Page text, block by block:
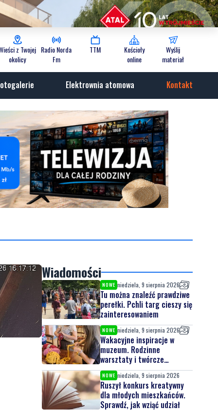
z Twojej
okolicy
Radio Norda
Fm
TTM
Kościoły
online
Wyślij
materiał
Elektrownia atomowa Kontakt
Wiadomości
NOWE niedziela, 9 sierpnia 2026
Tu można znaleźć prawdziwe
perełki. Pchli targ cieszy się
zainteresowaniem
NOWE niedziela, 9 sierpnia 2026
Wakacyjne inspiracje w
muzeum. Rodzinne
warsztaty i twórcze
spotkania
NOWE niedziela, 9 sierpnia 2026
Ruszył konkurs kreatywny
dla młodych mieszkańców.
Sprawdź, jak wziąć udział